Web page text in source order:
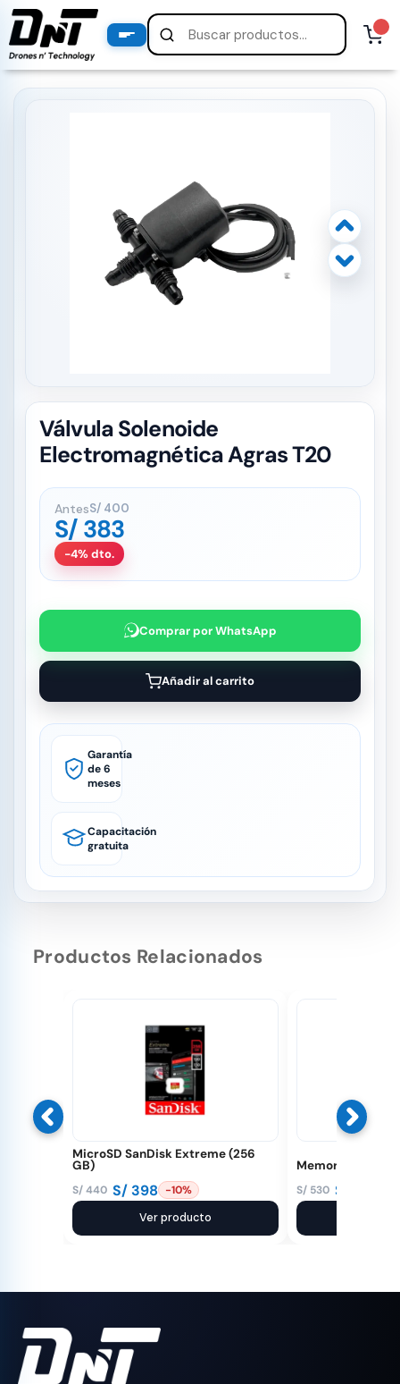
Válvula Solenoide
Electromagnética Agras T20
AntesS/ 400
S/ 383
-4% dto.
Comprar por WhatsApp
Añadir al carrito
Garantía
de 6
meses
Capacitación
gratuita
Productos Relacionados
MicroSD SanDisk Extreme (256
GB)
S/440
El
original
S/ 398
El
actual
-10%
Ver producto
Memoria 512 GB
S/530
El
original
S/
El
actual
PRODUCTOS
productos destacados